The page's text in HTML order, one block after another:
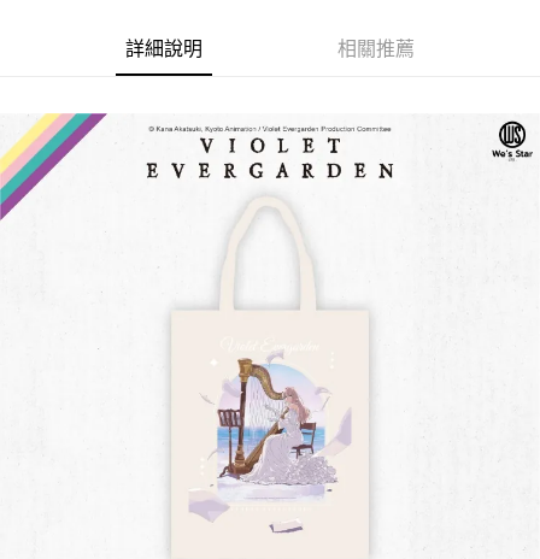
【繳款方式說明】
1.分期款項不併入電信帳單，「大哥付你分期」於每月結算日後寄送繳費提
2.透過簡訊連結打開帳單後，可選擇「超商條碼／台灣大直營門市／銀行轉
帳／街口支付／iPASS MONEY」等通路繳費。
【注意事項】
1.本服務係由「台灣大哥大股份有限公司」（以下簡稱本公司）所提供，讓
用戶於交易時，得透過本服務購買商品或服務，並由商店將買賣／分期付款
2.基於同意付款使用「大哥付你分期」之契約關係目的，商店將以您的個人
由本公司與您本人進行分期帳單所需資料之確認、核對及更正。
預購-付款後全家取貨(舊)
每筆NT$90，滿NT$3,000(含以上)免運費
預購-7-11取貨付款(舊)
每筆NT$90，滿NT$3,000(含以上)免運費
預購-付款後7-11取貨(舊)
每筆NT$90，滿NT$3,000(含以上)免運費
每筆NT$120，滿NT$3,000(含以上)免運費
預購-宅配(離島)(舊)
每筆NT$160，滿NT$3,000(含以上)免運費
東海門市自取，需自備購物袋取貨唷。
詳細說明 相關推薦